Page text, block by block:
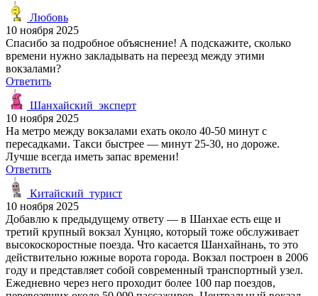
Любовь
10 ноября 2025
Спасибо за подробное объяснение! А подскажите, сколько
времени нужно закладывать на переезд между этими
вокзалами?
Ответить
Шанхайский_эксперт
10 ноября 2025
На метро между вокзалами ехать около 40-50 минут с
пересадками. Такси быстрее — минут 25-30, но дороже.
Лучше всегда иметь запас времени!
Ответить
Китайский_турист
10 ноября 2025
Добавлю к предыдущему ответу — в Шанхае есть еще и
третий крупный вокзал Хунцяо, который тоже обслуживает
высокоскоростные поезда. Что касается Шанхайнань, то это
действительно южные ворота города. Вокзал построен в 2006
году и представляет собой современный транспортный узел.
Ежедневно через него проходит более 100 пар поездов,